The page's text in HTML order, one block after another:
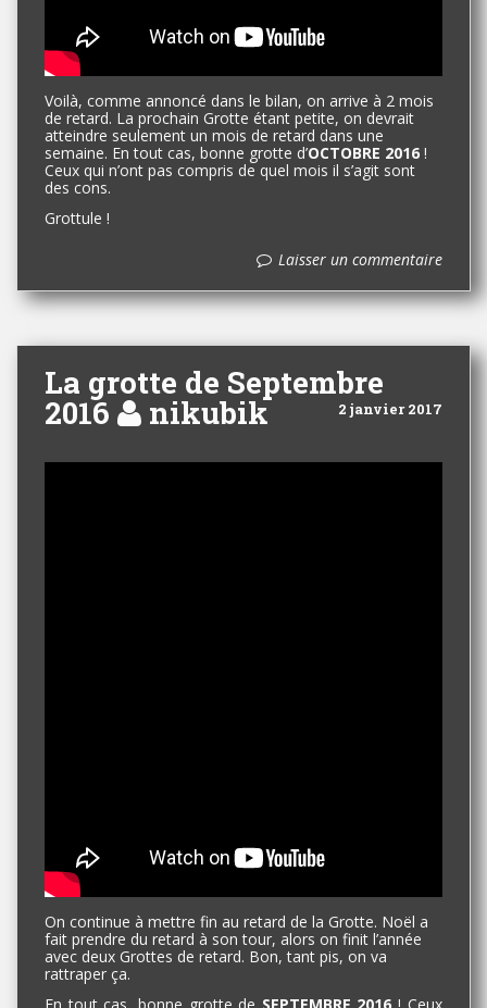
Voilà, comme annoncé dans le bilan, on arrive à 2 mois
de retard. La prochain Grotte étant petite, on devrait
atteindre seulement un mois de retard dans une
semaine. En tout cas, bonne grotte d’OCTOBRE 2016 !
Ceux qui n’ont pas compris de quel mois il s’agit sont
des cons.
Grottule !
Laisser un commentaire
La grotte de Septembre
2016 2 janvier 2017
nikubik
On continue à mettre fin au retard de la Grotte. Noël a
fait prendre du retard à son tour, alors on finit l’année
avec deux Grottes de retard. Bon, tant pis, on va
rattraper ça.
En tout cas, bonne grotte de SEPTEMBRE 2016 ! Ceux